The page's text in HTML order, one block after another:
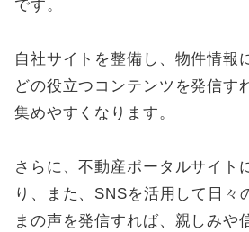
です。
自社サイトを整備し、物件情報
どの役立つコンテンツを発信す
集めやすくなります。
さらに、不動産ポータルサイト
り、また、SNSを活用して日々
まの声を発信すれば、親しみや